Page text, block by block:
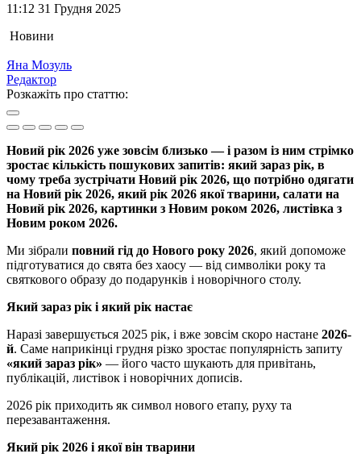
11:12 31 Грудня 2025
Новини
Яна Мозуль
Редактор
Розкажіть про статтю:
Новий рік 2026 уже зовсім близько — і разом із ним стрімко
зростає кількість пошукових запитів: який зараз рік, в
чому треба зустрічати Новий рік 2026, що потрібно одягати
на Новий рік 2026, який рік 2026 якої тварини, салати на
Новий рік 2026, картинки з Новим роком 2026, листівка з
Новим роком 2026.
Ми зібрали повний гід до Нового року 2026, який допоможе
підготуватися до свята без хаосу — від символіки року та
святкового образу до подарунків і новорічного столу.
Який зараз рік і який рік настає
Наразі завершується 2025 рік, і вже зовсім скоро настане 2026-
й. Саме наприкінці грудня різко зростає популярність запиту
«який зараз рік» — його часто шукають для привітань,
публікацій, листівок і новорічних дописів.
2026 рік приходить як символ нового етапу, руху та
перезавантаження.
Який рік 2026 і якої він тварини